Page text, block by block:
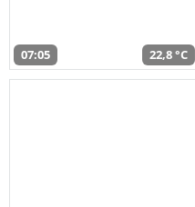
07:05 22,8 °C